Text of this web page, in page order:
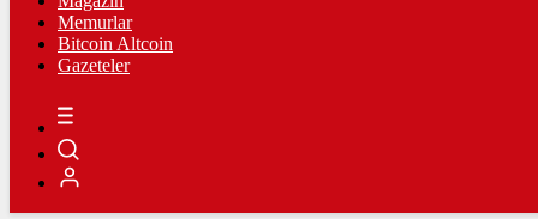
ETHEREUM
91336 Ξ%0.9
RİPPLE
49.29
%1.5
TETHER
Memurlar
Bitcoin Altcoin
Gazeteler